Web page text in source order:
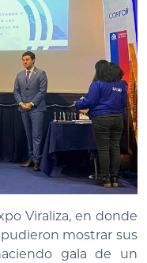
Viraliza, en donde
mostrar sus
gala de un